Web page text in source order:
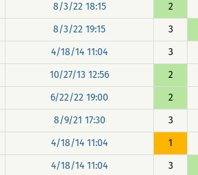
8/3/22 18:15 2
8/3/22 19:15 3
4/18/14 11:04 3
10/27/13 12:56 2
6/22/22 19:00 2
8/9/21 17:30 3
4/18/14 11:04 1
4/18/14 11:04 3